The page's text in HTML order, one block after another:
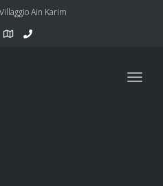
Ain Karim